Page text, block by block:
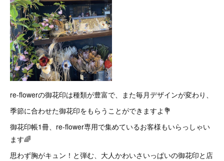
re-flowerの御花印は種類が豊富で、また毎月デザインが変わり、
季節に合わせた御花印をもらうことができますよ💐
御花印帳1冊、re-flower専用で集めているお客様もいらっしゃい
ます🌈
思わず胸がキュン！と弾む、大人かわいさいっぱいの御花印と店